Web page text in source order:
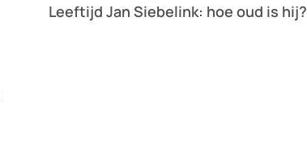
Leeftijd Jan Siebelink: hoe oud is hij?